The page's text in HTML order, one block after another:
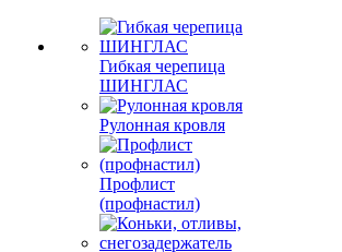
Гибкая черепица
ШИНГЛАС
Рулонная кровля
Профлист
(профнастил)